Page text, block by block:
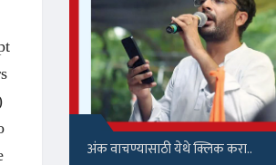
अंक वाचण्यासाठी येथे क्लिक करा..